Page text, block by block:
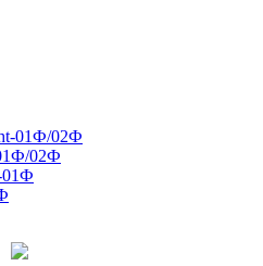
01Ф/02Ф
02Ф